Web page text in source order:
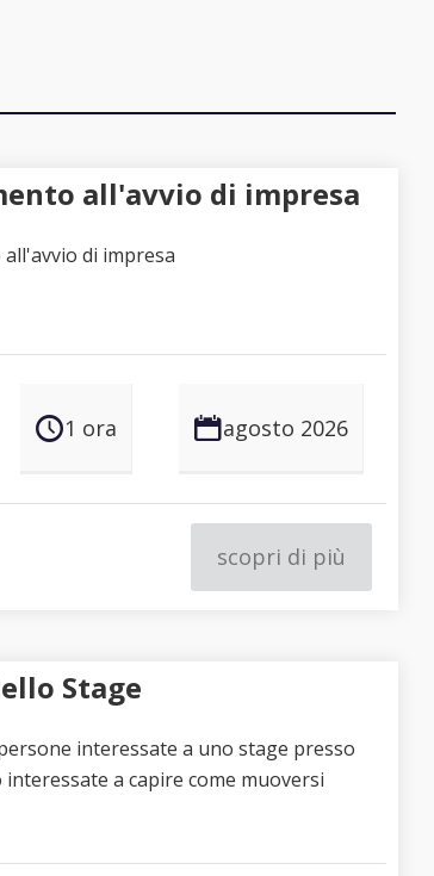
all'avvio di impresa
di impresa
1 ora agosto 2026
scopri di più
Stage
interessate a uno stage presso
a capire come muoversi